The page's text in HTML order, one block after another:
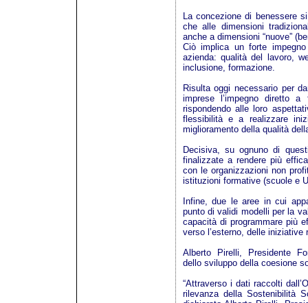
La concezione di benessere
che alle dimensioni
anche a dimensioni “nuove”
Ciò implica un forte
azienda: qualità del lavoro,
inclusione, formazione.
Risulta oggi necessario per
imprese l’impegno diretto a
rispondendo alle loro
flessibilità e a realizzare
miglioramento della qualità
Decisiva, su ognuno di
finalizzate a rendere più
con le organizzazioni non
istituzioni formative (scuole e
Infine, due le aree in cui
punto di validi modelli per la
capacità di programmare più
verso l’esterno, delle
Alberto Pirelli, Presidente
dello sviluppo della coesione
“Attraverso i dati raccolti
rilevanza della Sostenibilità